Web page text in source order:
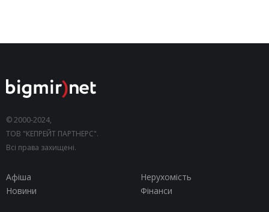
© 2000-2024,
ТОВ "КЕПРЕЙТ ПАРТНЕРС".
Всі права захищені.
Афіша
Нерухомість
Новини
Фінанси